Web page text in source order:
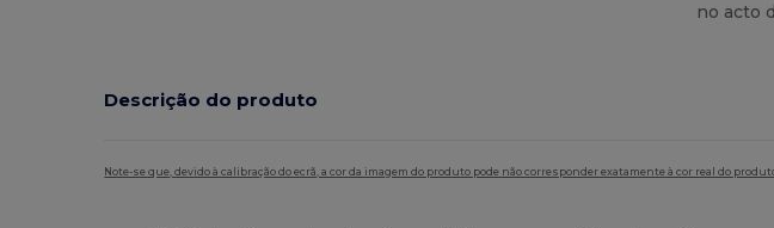
no acto
Descrição do produto
Note-se que, devido à calibração do ecrã, a cor da imagem do produto pode não corresponder exatamente à cor real do